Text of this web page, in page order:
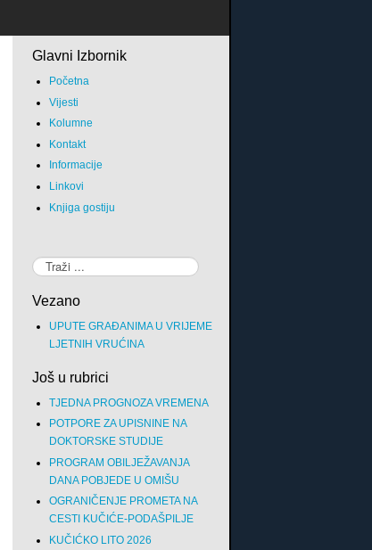
Glavni Izbornik
Početna
Vijesti
Kolumne
Kontakt
Informacije
Linkovi
Knjiga gostiju
Traži...
Vezano
UPUTE GRAĐANIMA U VRIJEME
LJETNIH VRUĆINA
Još u rubrici
TJEDNA PROGNOZA VREMENA
POTPORE ZA UPISNINE NA
DOKTORSKE STUDIJE
PROGRAM OBILJEŽAVANJA
DANA POBJEDE U OMIŠU
OGRANIČENJE PROMETA NA
CESTI KUČIĆE-PODAŠPILJE
KUČIĆKO LITO 2026